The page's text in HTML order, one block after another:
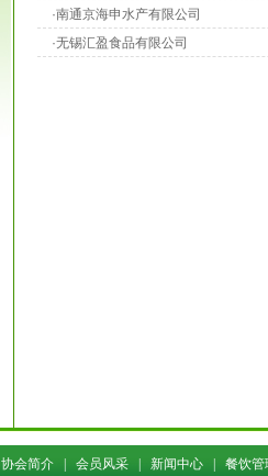
·南通京海申水产有限公司
·无锡汇盈食品有限公司
协会简介 会员风采 新闻中心 餐饮管